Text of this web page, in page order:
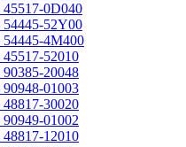
45517-0D040
54445-52Y00
54445-4M400
45517-52010
90385-20048
90948-01003
48817-30020
90949-01002
48817-12010